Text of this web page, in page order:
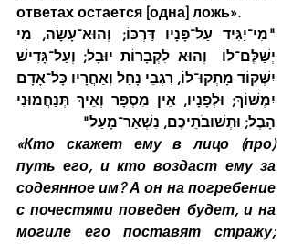
ответах остается [одна] ложь».
הָבֶל; וּתְשׁוּבֹתֵיכֶם, נִשְׁאַר־מָעַל"
«Кто скажет ему в лицо (про)
путь его, и кто воздаст ему за
содеянное им? А он на погребение
с почестями поведен будет, и на
могиле его поставят стражу;